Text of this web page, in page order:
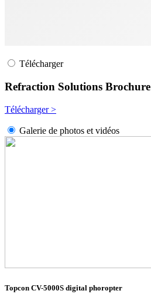
Télécharger
Refraction Solutions Brochure
Télécharger >
Galerie de photos et vidéos
Topcon CV-5000S digital phoropter